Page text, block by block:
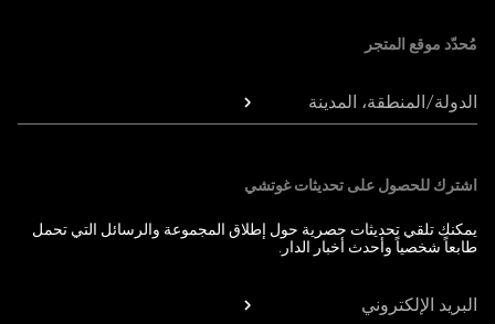
مُحدّد موقع المتجر
الدولة/المنطقة، المدينة
اشترك للحصول على تحديثات غوتشي
يمكنك تلقي تحديثات حصرية حول إطلاق المجموعة والرسائل التي تحمل
طابعاً شخصياً وأحدث أخبار الدار.
البريد الإلكتروني